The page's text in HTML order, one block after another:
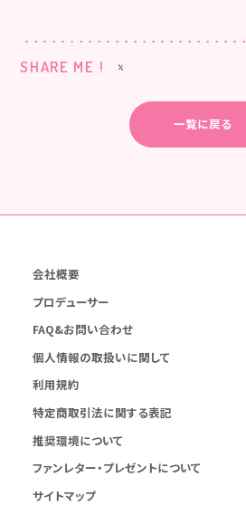
SHARE ME !
一覧に戻る
会社概要
プロデューサー
FAQ&お問い合わせ
個人情報の取扱いに関して
利用規約
特定商取引法に関する表記
推奨環境について
ファンレター・プレゼントについて
サイトマップ